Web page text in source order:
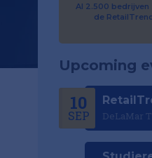
Al 2.500 bedrijven
de
Upcoming
10
SEP DeLaMar